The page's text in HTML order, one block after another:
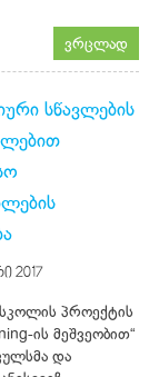
ვრცლად
სწავლების
2017
პროექტის
ის მეშვეობით“
და